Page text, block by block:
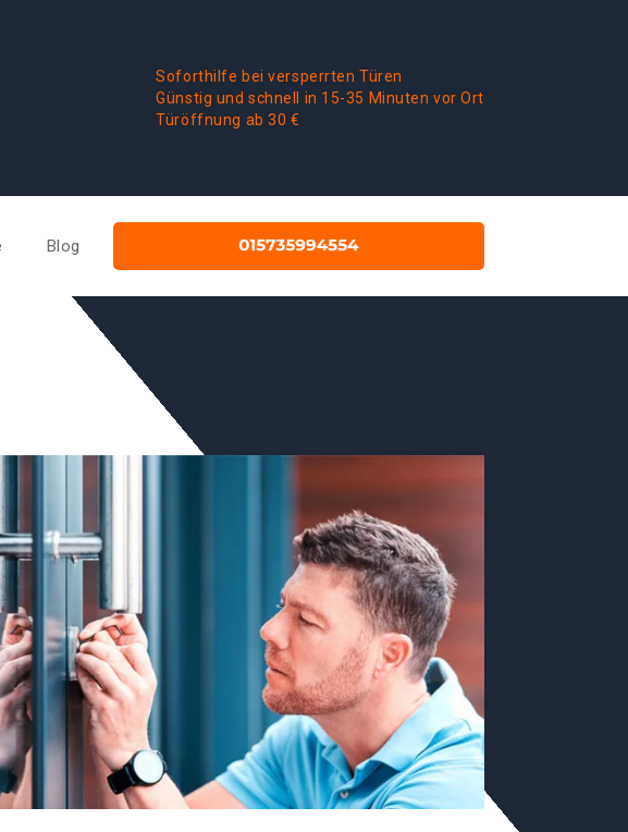
Soforthilfe bei versperrten Türen
Günstig und schnell in 15-35 Minuten vor Ort
Türöffnung ab 30 €
Blog